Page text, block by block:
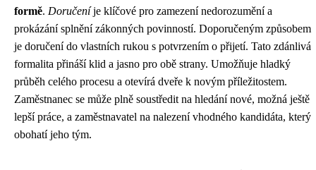
formě. Doručeníje klíčové pro zamezení nedorozumění a
prokázání splnění zákonných povinností. Doporučeným způsobem
je doručení do vlastních rukou s potvrzením o přijetí. Tato zdánlivá
formalita přináší klid a jasno pro obě strany. Umožňuje hladký
průběh celého procesu a otevírá dveře k novým příležitostem.
Zaměstnanec se může plně soustředit na hledání nové, možná ještě
lepší práce, a zaměstnavatel na nalezení vhodného kandidáta, který
obohatí jeho tým.